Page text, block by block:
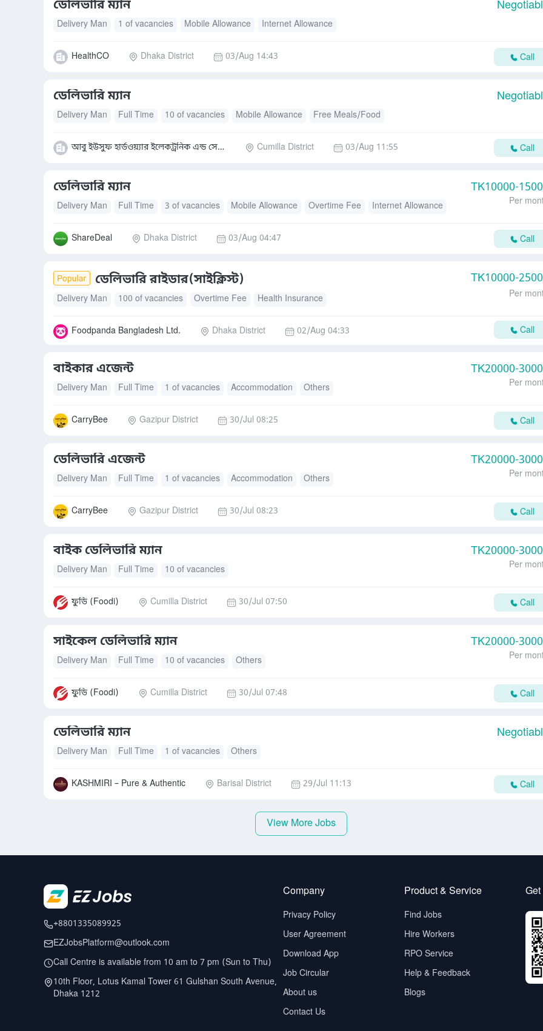
ডেলিভারি ম্যান
Delivery Man 1 of vacancies Mobile Allowance Internet Allowance
HealthCO Dhaka District 03/Aug 14:43 Call
ডেলিভারি ম্যান
Delivery Man Full Time 10 of vacancies Mobile Allowance Free Meals/Food
আবু ইউসুফ হার্ডওয়্যার ইলেকট্রনিক এন্ড সেনেটার Cumilla District 03/Aug 11:55 Call
ডেলিভারি ম্যান TK10000-
Delivery Man Full Time 3 of vacancies Mobile Allowance Overtime Fee Internet Allowance Per
ShareDeal Dhaka District 03/Aug 04:47 Call
ডেলিভারি রাইডার(সাইক্লিস্ট) TK10000-
Delivery Man 100 of vacancies Overtime Fee Health Insurance Per
Foodpanda Bangladesh Ltd. Dhaka District 02/Aug 04:33 Call
বাইকার এজেন্ট TK20000-
Delivery Man Full Time 1 of vacancies Accommodation Others Per
CarryBee Gazipur District 30/Jul 08:25 Call
ডেলিভারি এজেন্ট TK20000-
Delivery Man Full Time 1 of vacancies Accommodation Others Per
CarryBee Gazipur District 30/Jul 08:23 Call
বাইক ডেলিভারি ম্যান TK20000-
Delivery Man Full Time 10 of vacancies Per
ফুডি (Foodi) Cumilla District 30/Jul 07:50 Call
সাইকেল ডেলিভারি ম্যান TK20000-
Delivery Man Full Time 10 of vacancies Others Per
ফুডি (Foodi) Cumilla District 30/Jul 07:48 Call
ডেলিভারি ম্যান
Delivery Man Full Time 1 of vacancies Others
KASHMIRI – Pure & Authentic Barisal District 29/Jul 11:13 Call
View More Jobs
+8801335089925
EZJobsPlatform@outlook.com
Call Centre is available from 10 am to 7 pm (Sun to Thu)
10th Floor, Lotus Kamal Tower 61 Gulshan South Avenue,
Dhaka 1212
Company
Privacy Policy
User Agreement
Download App
Job Circular
About us
Contact Us
Product & Service
Find Jobs
Hire Workers
RPO Service
Help & Feedback
Blogs